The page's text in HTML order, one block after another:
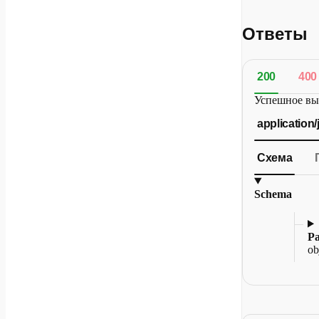
Ответы
200
400
Успешное
Схема
Schema